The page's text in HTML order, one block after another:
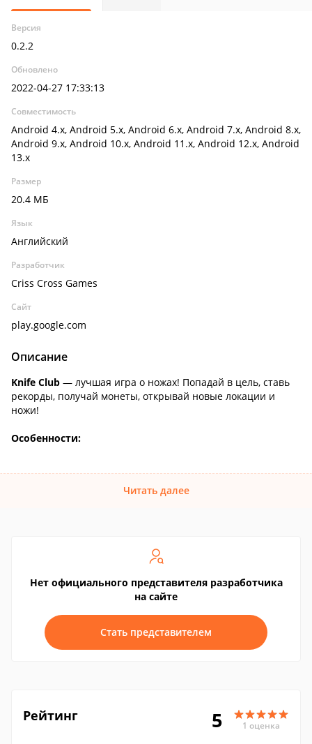
Версия
0.2.2
Обновлено
2022-04-27 17:33:13
Совместимость
Android 4.x, Android 5.x, Android 6.x, Android 7.x, Android 8.x,
Android 9.x, Android 10.x, Android 11.x, Android 12.x, Android
13.x
Размер
20.4 МБ
Язык
Английский
Разработчик
Criss Cross Games
Сайт
play.google.com
Описание
Knife Club — лучшая игра о ножах! Попадай в цель, ставь
рекорды, получай монеты, открывай новые локации и
ножи!
Особенности:
Читать далее
Нет официального представителя разработчика
на сайте
Стать представителем
Рейтинг 5 1 оценка